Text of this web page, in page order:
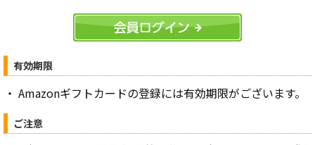
有効期限
・ Amazonギフトカードの登録には有効期限がございます。
ご注意